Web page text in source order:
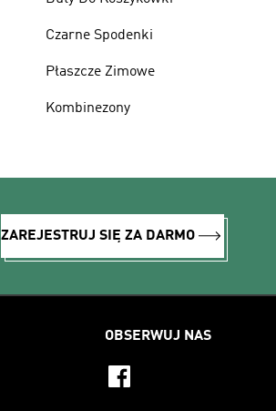
Czarne Spodenki
Płaszcze Zimowe
Kombinezony
ZAREJESTRUJ SIĘ ZA DARMO
OBSERWUJ NAS